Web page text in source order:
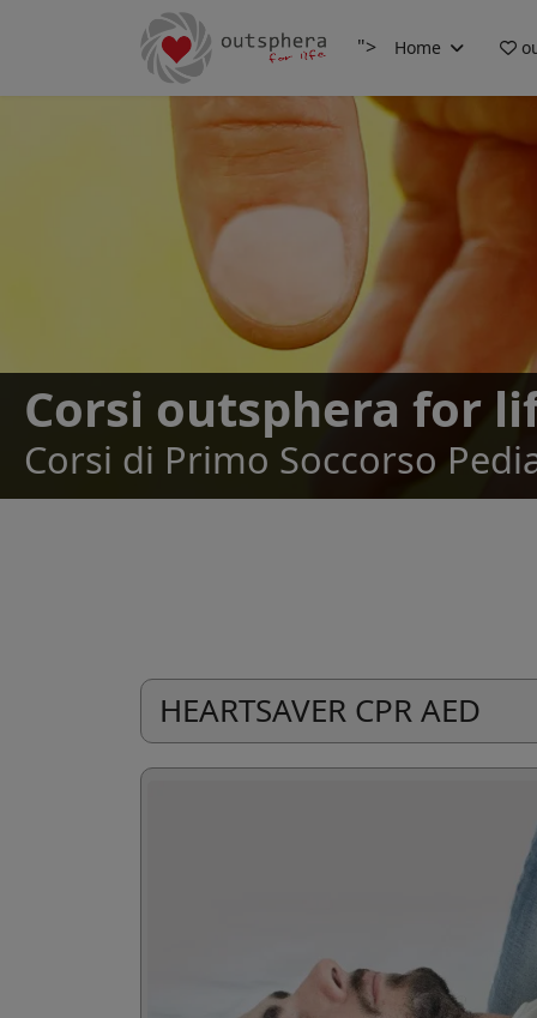
"> Home
Corsi outsphera for
Corsi di Primo Soccorso
HEARTSAVER CPR AED